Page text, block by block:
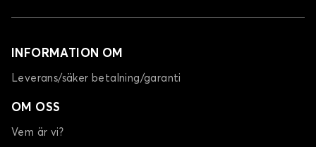
INFORMATION OM
Leverans/säker betalning/garanti
OM OSS
Vem är vi?